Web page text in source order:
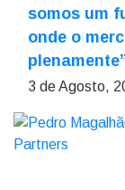
somos um
onde o
3 de Agosto,